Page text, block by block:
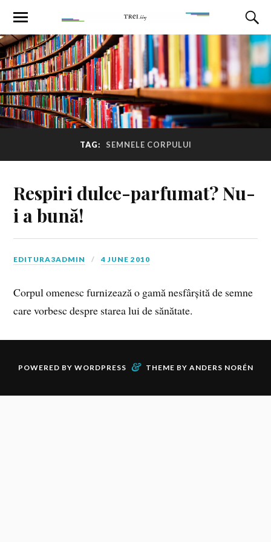
TAG: SEMNELE CORPULUI
Respiri dulce-parfumat? Nu-
i a bună!
EDITURA3ADMIN 4 JUNE 2010
Corpul omenesc furnizează o gamă nesfârșită de semne
care vorbesc despre starea lui de sănătate.
POWERED BY WORDPRESS & THEME BY ANDERS NORÉN